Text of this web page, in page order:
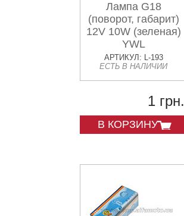
Лампа G18
(поворот, габарит)
12V 10W (зеленая)
YWL
АРТИКУЛ: L-193
ЕСТЬ В НАЛИЧИИ
1 грн.
В КОРЗИНУ